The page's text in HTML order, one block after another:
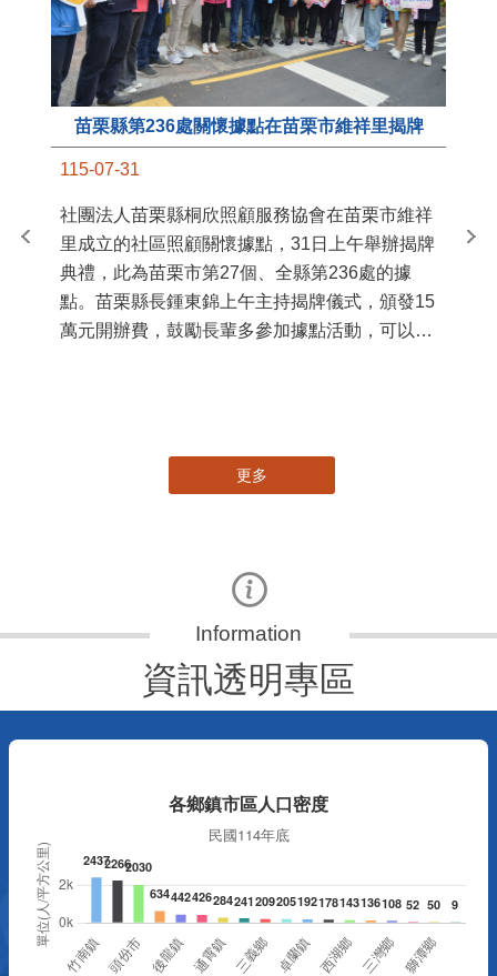
苗栗縣第236處關懷據點在苗栗市維祥里揭牌
115-07-31
社團法人苗栗縣桐欣照顧服務協會在苗栗市維祥
里成立的社區照顧關懷據點，31日上午舉辦揭牌
典禮，此為苗栗市第27個、全縣第236處的據
點。苗栗縣長鍾東錦上午主持揭牌儀式，頒發15
萬元開辦費，鼓勵長輩多參加據點活動，可以更
苗
更多
資訊透明專區